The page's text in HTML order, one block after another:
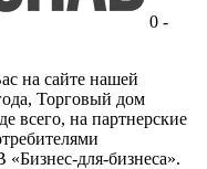
0 -
на сайте нашей
Торговый дом
всего, на партнерские
«Бизнес-для-бизнеса».